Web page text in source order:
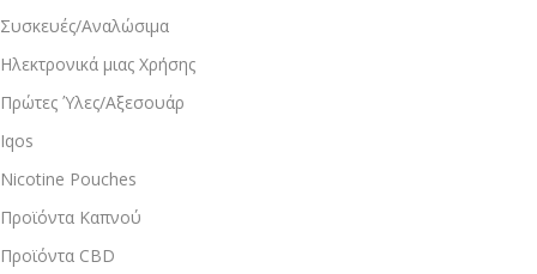
Συσκευές/Αναλώσιμα
Ηλεκτρονικά μιας Χρήσης
Πρώτες Ύλες/Αξεσουάρ
Iqos
Nicotine Pouches
Προϊόντα Καπνού
Προϊόντα CBD